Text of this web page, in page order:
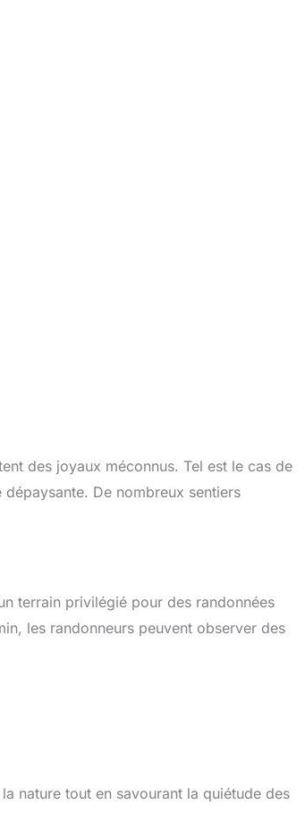
des joyaux méconnus. Tel est le cas de
De nombreux sentiers
terrain privilégié pour des randonnées
les randonneurs peuvent observer des
nature tout en savourant la quiétude des